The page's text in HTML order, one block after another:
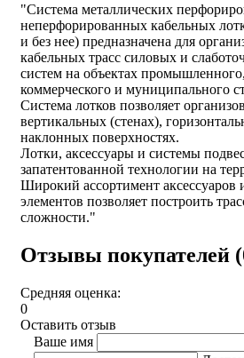
"Система металлических
неперфорированных кабельных
и без нее) предназначена для
кабельных трасс силовых и
систем на объектах
коммерческого и муниципального
Система лотков позволяет
вертикальных (стенах),
наклонных поверхностях.
Лотки, аксессуары и системы
запатентованной технологии на
Широкий ассортимент
элементов позволяет построить
сложности."
Отзывы покупателей
Средняя оценка:
0
Оставить отзыв
Ваше имя